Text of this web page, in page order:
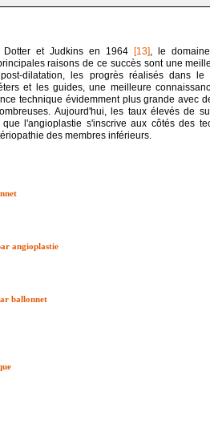
et Judkins en 1964 [13], le
raisons de ce succès sont une
dilatation, les progrès réalisés dans
et les guides, une meilleure
technique évidemment plus grande avec
Aujourd'hui, les taux élevés de
l'angioplastie s'inscrive aux côtés des
des membres inférieurs.
angioplastie
ballonnet